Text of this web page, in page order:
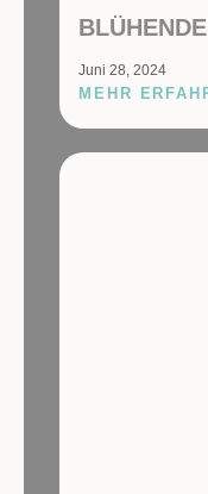
Juni 28, 2024
MEHR